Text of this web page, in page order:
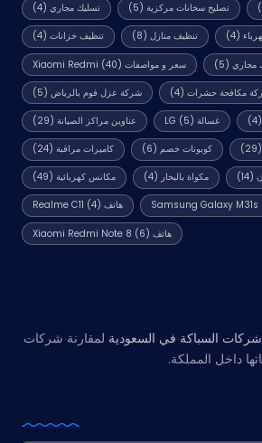
تسليك مجاري(4) تصليح سخانات مركزية (5)
تنظيف خزانات(4) تنظيف منازل (8) (4)
سعر و مواصفات Xiaomi Redmi (40) مجاري (5)
شركة عزل فوم بالرياض(5) مكافحة حشرات (4)
عناوين مراكز الصيانة(29) غسالة LG (5) (4)
كاميرات مراقبة(24) كوبونات خصم (6) (29)
مكانس كهربائية(49) مكواة بالبخار (4) (14)
هاتف Realme C11 (4)
هاتف Xiaomi Redmi Note 8 (6)
السباكة في السعودية لمقارنة شركات
داخل المملكة.